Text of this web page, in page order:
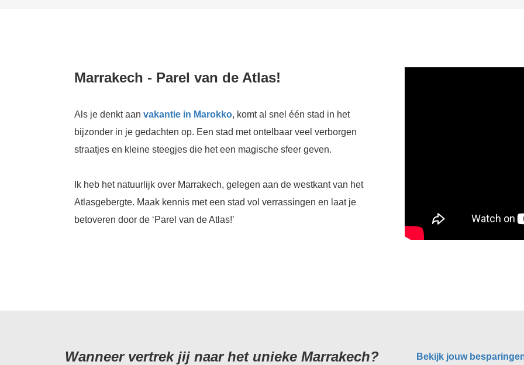
Marrakech - Parel van de Atlas!
Als je denkt aan vakantie in Marokko, komt al snel één stad in het
bijzonder in je gedachten op. Een stad met ontelbaar veel verborgen
straatjes en kleine steegjes die het een magische sfeer geven.
Ik heb het natuurlijk over Marrakech, gelegen aan de westkant van het
Atlasgebergte. Maak kennis met een stad vol verrassingen en laat je
betoveren door de ‘Parel van de Atlas!’
Wanneer vertrek jij naar het unieke Marrakech? Bekijk jouw